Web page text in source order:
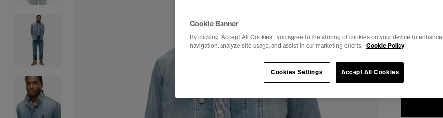
Välj Storlek:
Cookie Banner
By clicking “Accept All Cookies”, you agree to the storing of cookies on your device to
navigation, analyze site usage, and assist in our marketing efforts. Cookie Policy
Accept All Cookies
Cookies Settings